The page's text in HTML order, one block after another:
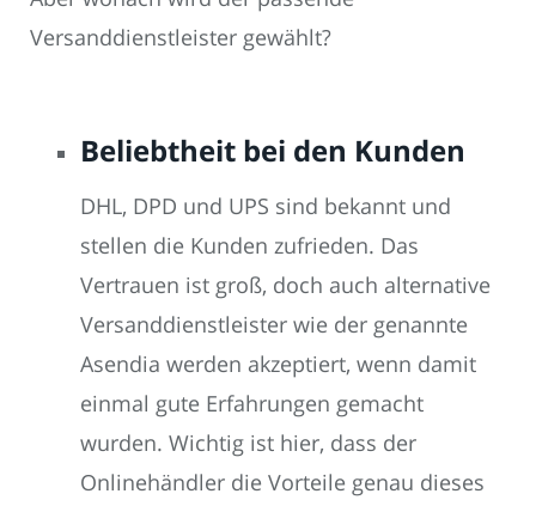
Versanddienstleister gewählt?
Beliebtheit bei den Kunden
DHL, DPD und UPS sind bekannt und
stellen die Kunden zufrieden. Das
Vertrauen ist groß, doch auch alternative
Versanddienstleister wie der genannte
Asendia werden akzeptiert, wenn damit
einmal gute Erfahrungen gemacht
wurden. Wichtig ist hier, dass der
Onlinehändler die Vorteile genau dieses